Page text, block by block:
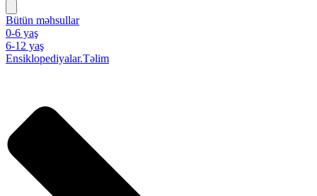
Bütün məhsullar
0-6 yaş
6-12 yaş
Ensiklopediyalar.Təlim